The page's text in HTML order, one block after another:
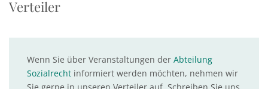
Verteiler
Wenn Sie über Veranstaltungen der Abteilung
Sozialrecht informiert werden möchten, nehmen wir